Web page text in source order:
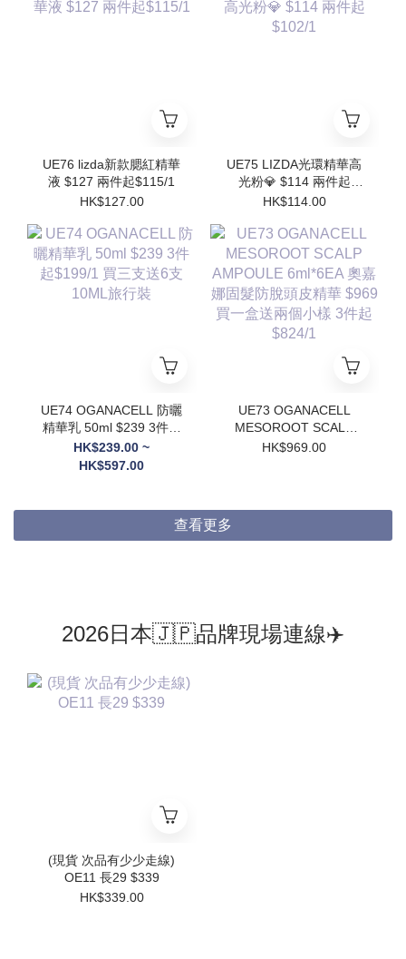
UE76 lizda新款腮紅精華
液 $127 兩件起$115/1
HK$127.00
UE75 LIZDA光環精華高
光粉💎 $114 兩件起
$102/1
HK$114.00
UE74 OGANACELL 防曬
精華乳 50ml $239 3件起
$199/1 買三支送6支
10ML旅行裝
HK$239.00 ~
HK$597.00
UE73 OGANACELL
MESOROOT SCALP
AMPOULE 6ml*6EA 奧
HK$969.00
查看更多
2026日本🇯🇵品牌現場連線✈️
(現貨 次品有少少走線)
OE11 長29 $339
HK$339.00